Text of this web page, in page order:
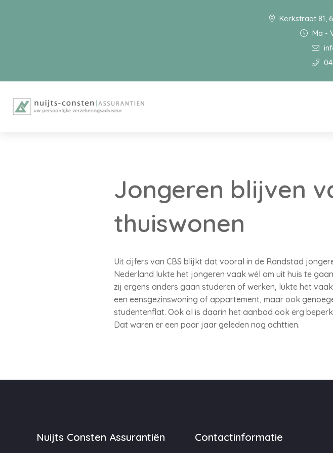
Kerkstraat 81,
Ma -
Jongeren blijven
thuiswonen
Uit cijfers van CBS blijkt dat vooral in de Randstad
Nederland lukte het jongeren vaak wél om uit huis te
zij ergens anders gaan studeren of werken, lukte het
een eensgezinswoning of appartement, maar ook
studentenflat. Ook al is daarin het aanbod ook erg
Dat waren er een paar jaar geleden nog achttien.
Nuijts Consten Assurantiën Contactinformatie